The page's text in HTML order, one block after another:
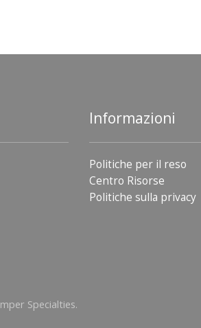
Informazioni
Politiche per il reso
Centro Risorse
Politiche sulla privacy
Specialties.